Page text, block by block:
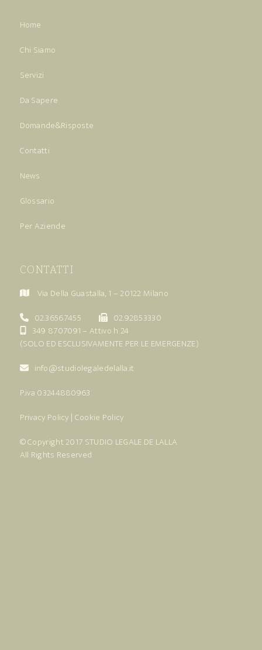
Home
Chi Siamo
Servizi
Da Sapere
Domande&Risposte
Contatti
News
Glossario
Per Aziende
CONTATTI
Via Della Guastalla, 1 – 20122 Milano
02.36567455
02.92853330
349 8707091 – Attivo h 24
(SOLO ED ESCLUSIVAMENTE PER LE EMERGENZE)
info@studiolegaledelalla.it
P.iva 03244880963
Privacy Policy | Cookie Policy
© Copyright 2017 STUDIO LEGALE DE LALLA
All Rights Reserved